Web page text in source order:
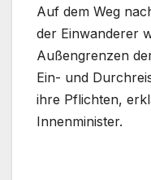
Auf dem Weg
der Einwanderer
Außengrenzen
Ein- und
ihre Pflichten,
Innenminister.